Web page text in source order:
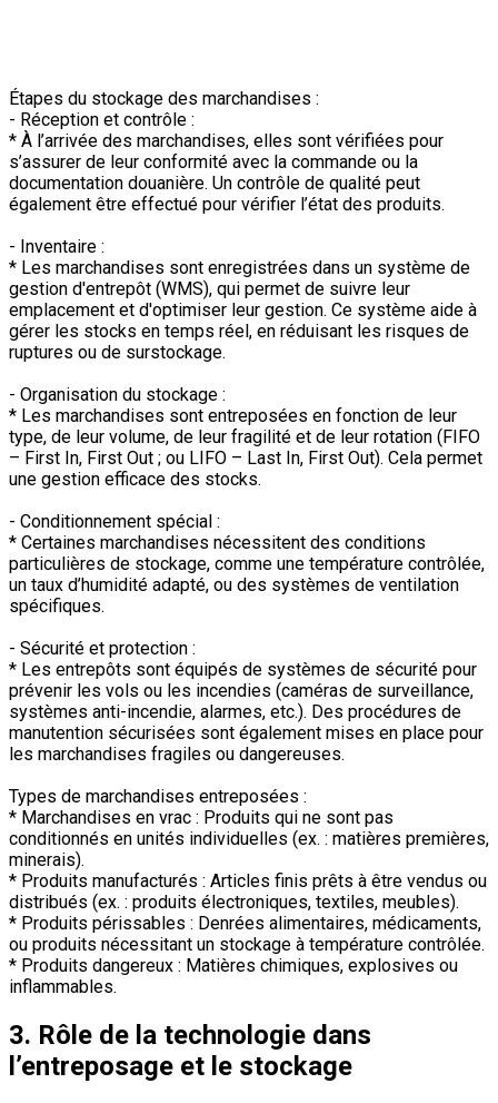
Étapes du stockage des marchandises :
- Réception et contrôle :
* À l’arrivée des marchandises, elles sont vérifiées pour
s’assurer de leur conformité avec la commande ou la
documentation douanière. Un contrôle de qualité peut
également être effectué pour vérifier l’état des produits.
- Inventaire :
* Les marchandises sont enregistrées dans un système de
gestion d'entrepôt (WMS), qui permet de suivre leur
emplacement et d'optimiser leur gestion. Ce système aide à
gérer les stocks en temps réel, en réduisant les risques de
ruptures ou de surstockage.
- Organisation du stockage :
* Les marchandises sont entreposées en fonction de leur
type, de leur volume, de leur fragilité et de leur rotation (FIFO
– First In, First Out ; ou LIFO – Last In, First Out). Cela permet
une gestion efficace des stocks.
- Conditionnement spécial :
* Certaines marchandises nécessitent des conditions
particulières de stockage, comme une température contrôlée,
un taux d’humidité adapté, ou des systèmes de ventilation
spécifiques.
- Sécurité et protection :
* Les entrepôts sont équipés de systèmes de sécurité pour
prévenir les vols ou les incendies (caméras de surveillance,
systèmes anti-incendie, alarmes, etc.). Des procédures de
manutention sécurisées sont également mises en place pour
les marchandises fragiles ou dangereuses.
Types de marchandises entreposées :
* Marchandises en vrac : Produits qui ne sont pas
conditionnés en unités individuelles (ex. : matières premières,
minerais).
* Produits manufacturés : Articles finis prêts à être vendus ou
distribués (ex. : produits électroniques, textiles, meubles).
* Produits périssables : Denrées alimentaires, médicaments,
ou produits nécessitant un stockage à température contrôlée.
* Produits dangereux : Matières chimiques, explosives ou
inflammables.
3. Rôle de la technologie dans
l’entreposage et le stockage